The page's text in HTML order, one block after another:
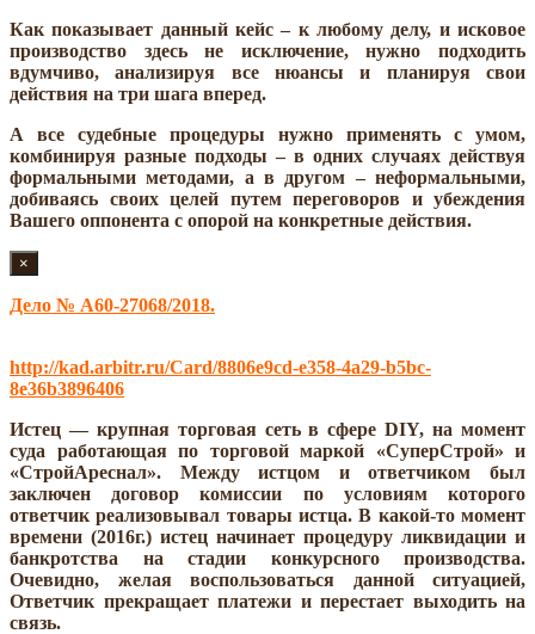
Как показывает данный кейс – к любому делу, и исковое
производство здесь не исключение, нужно подходить
вдумчиво, анализируя все нюансы и планируя свои
действия на три шага вперед.
А все судебные процедуры нужно применять с умом,
комбинируя разные подходы – в одних случаях действуя
формальными методами, а в другом – неформальными,
добиваясь своих целей путем переговоров и убеждения
Вашего оппонента с опорой на конкретные действия.
×
Дело № А60-27068/2018.
http://kad.arbitr.ru/Card/8806e9cd-e358-4a29-b5bc-
8e36b3896406
Истец — крупная торговая сеть в сфере DIY, на момент
суда работающая по торговой маркой «СуперСтрой» и
«СтройАреснал». Между истцом и ответчиком был
заключен договор комиссии по условиям которого
ответчик реализовывал товары истца. В какой-то момент
времени (2016г.) истец начинает процедуру ликвидации и
банкротства на стадии конкурсного производства.
Очевидно, желая воспользоваться данной ситуацией,
Ответчик прекращает платежи и перестает выходить на
связь.